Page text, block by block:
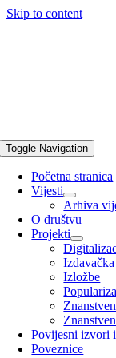
Skip to content
Toggle Navigation
Početna stranica
Vijesti
Arhiva
O društvu
Projekti
Izložbe
Povijesni izvori
Poveznice